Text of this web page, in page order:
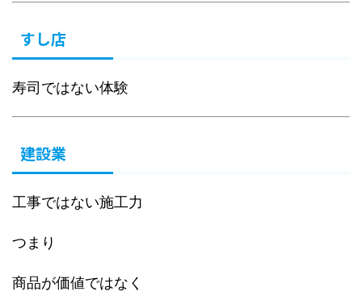
すし店
寿司ではない体験
建設業
工事ではない施工力
つまり
商品が価値ではなく